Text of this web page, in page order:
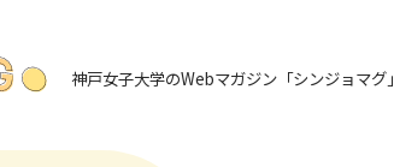
神戸女子大学のWebマガジン「シンジョマグ」